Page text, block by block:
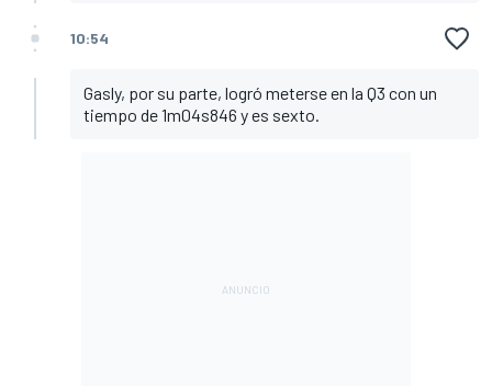
10:54
Gasly, por su parte, logró meterse en la Q3 con un
tiempo de 1m04s846 y es sexto.